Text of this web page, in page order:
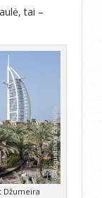
tai –
Džumeira